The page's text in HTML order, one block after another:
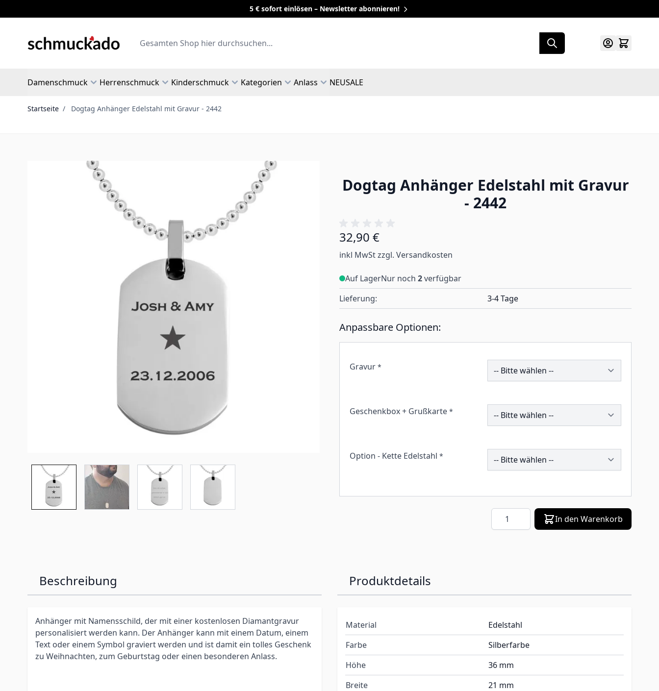
5 € sofort einlösen – Newsletter abonnieren!
Search
Damenschmuck Herrenschmuck Kinderschmuck Kategorien Anlass NEUSALE
Startseite / Dogtag Anhänger Edelstahl mit Gravur - 2442
Dogtag Anhänger Edelstahl mit Gravur
- 2442
32,90 €
inkl MwSt zzgl. Versandkosten
Auf LagerNur noch 2verfügbar
Lieferung:
3-4 Tage
Anpassbare Optionen:
Gravur * 200768
Geschenkbox + Grußkarte * 259975
Option - Kette Edelstahl * 201157
Menge In den Warenkorb
Beschreibung
Anhänger mit Namensschild, der mit einer kostenlosen Diamantgravur
personalisiert werden kann. Der Anhänger kann mit einem Datum, einem
Text oder einem Symbol graviert werden und ist damit ein tolles Geschenk
zu Weihnachten, zum Geburtstag oder einen besonderen Anlass.
Produktdetails
Material
Edelstahl
Farbe
Silberfarbe
Höhe
36 mm
Breite
21 mm